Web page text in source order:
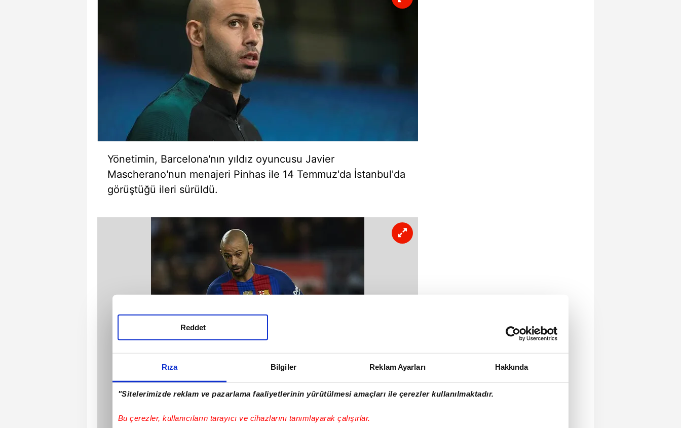
Rıza Bilgiler Reklam Ayarları Hakkında
"Sitelerimizde reklam ve pazarlama faaliyetlerinin yürütülmesi amaçları ile çerezler kullanılmaktadır.
Bu çerezler, kullanıcıların tarayıcı ve cihazlarını tanımlayarak çalışırlar.
Reddet
Yönetimin, Barcelona'nın yıldız oyuncusu Javier
Mascherano'nun menajeri Pinhas ile 14 Temmuz'da İstanbul'da
görüştüğü ileri sürüldü.